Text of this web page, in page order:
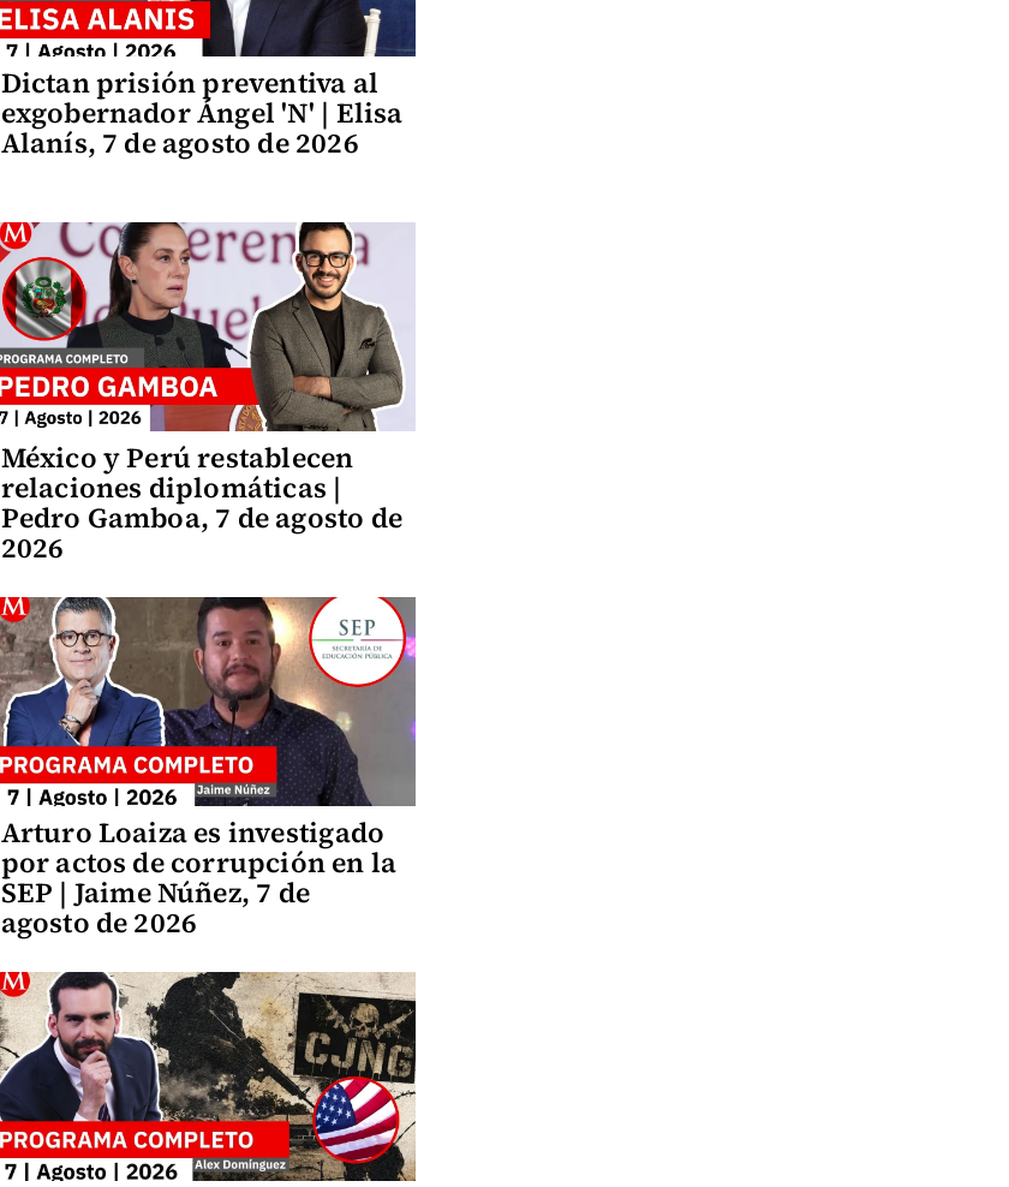
Dictan prisión preventiva al
exgobernador Ángel 'N' | Elisa
Alanís, 7 de agosto de 2026
México y Perú restablecen
relaciones diplomáticas |
Pedro Gamboa, 7 de agosto de
2026
Arturo Loaiza es investigado
por actos de corrupción en la
SEP | Jaime Núñez, 7 de
agosto de 2026